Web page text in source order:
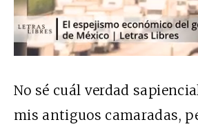
No sé cuál verdad
mis antiguos camaradas,